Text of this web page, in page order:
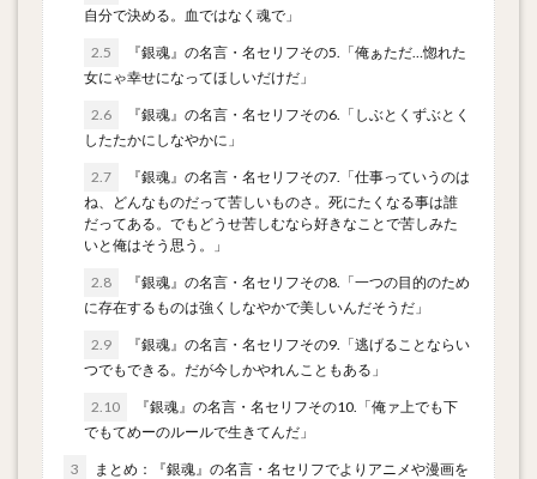
自分で決める。血ではなく魂で」
2.5
『銀魂』の名言・名セリフその5.「俺ぁただ…惚れた
女にゃ幸せになってほしいだけだ」
2.6
『銀魂』の名言・名セリフその6.「しぶとくずぶとく
したたかにしなやかに」
2.7
『銀魂』の名言・名セリフその7.「仕事っていうのは
ね、どんなものだって苦しいものさ。死にたくなる事は誰
だってある。でもどうせ苦しむなら好きなことで苦しみた
いと俺はそう思う。」
2.8
『銀魂』の名言・名セリフその8.「一つの目的のため
に存在するものは強くしなやかで美しいんだそうだ」
2.9
『銀魂』の名言・名セリフその9.「逃げることならい
つでもできる。だが今しかやれんこともある」
2.10
『銀魂』の名言・名セリフその10.「俺ァ上でも下
でもてめーのルールで生きてんだ」
3
まとめ：『銀魂』の名言・名セリフでよりアニメや漫画を